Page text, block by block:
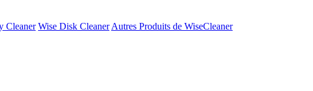
Cleaner Wise Disk Cleaner Autres Produits de WiseCleaner